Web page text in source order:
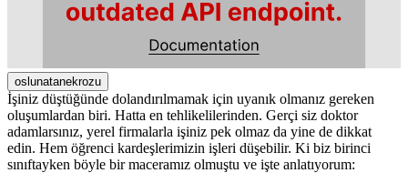
oslunatanekrozu
İşiniz düştüğünde dolandırılmamak için uyanık olmanız gereken
oluşumlardan biri. Hatta en tehlikelilerinden. Gerçi siz doktor
adamlarsınız, yerel firmalarla işiniz pek olmaz da yine de dikkat
edin. Hem öğrenci kardeşlerimizin işleri düşebilir. Ki biz birinci
sınıftayken böyle bir maceramız olmuştu ve işte anlatıyorum: